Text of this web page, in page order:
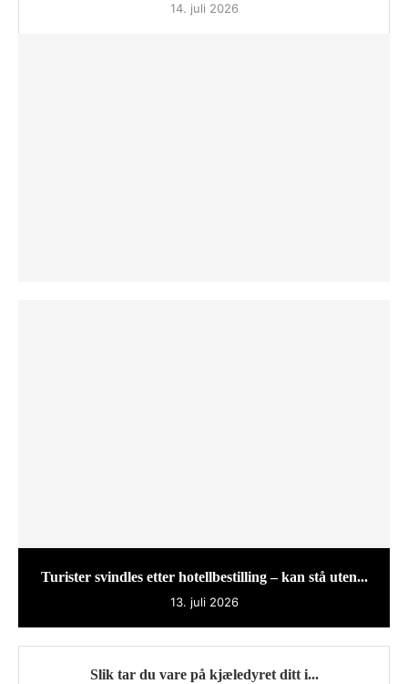
14. juli 2026
Turister svindles etter hotellbestilling – kan stå uten...
13. juli 2026
Slik tar du vare på kjæledyret ditt i...